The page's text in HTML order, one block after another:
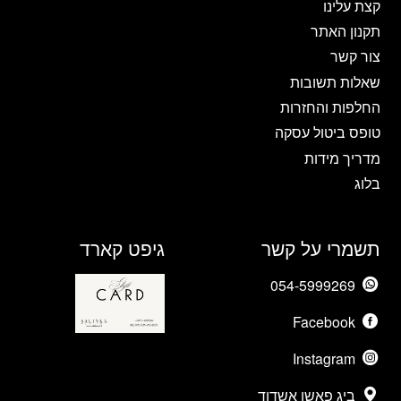
קצת עלינו
תקנון האתר
צור קשר
שאלות תשובות
החלפות והחזרות
טופס ביטול עסקה
מדריך מידות
בלוג
תשמרי על קשר
054-5999269
Facebook
Instagram
ביג פאשן אשדוד
גיפט קארד